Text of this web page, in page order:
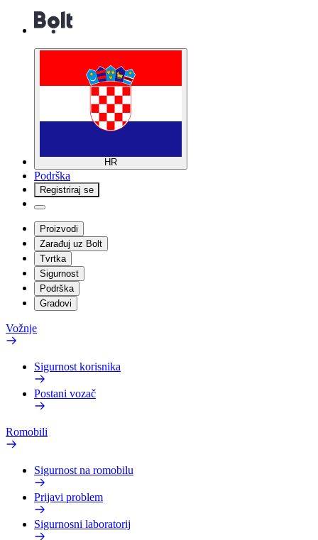
HR
Podrška
Registriraj se
Proizvodi
Zarađuj uz Bolt
Tvrtka
Sigurnost
Podrška
Gradovi
Vožnje
Sigurnost korisnika
Postani vozač
Romobili
Sigurnost na romobilu
Prijavi problem
Sigurnosni laboratorij